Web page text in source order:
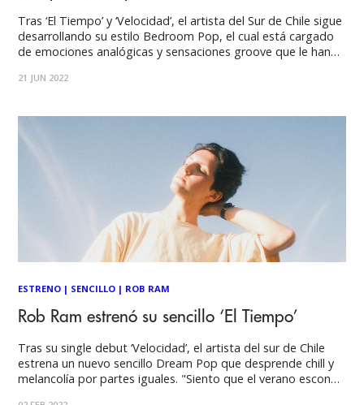
Tras ‘El Tiempo’ y ‘Velocidad’, el artista del Sur de Chile sigue
desarrollando su estilo Bedroom Pop, el cual está cargado
de emociones analógicas y sensaciones groove que le han
nostálgico y envolvente: algunas de las cosas+ que definen a
21 JUN 2022
ESTRENO | SENCILLO | ROB RAM
Rob Ram estrenó su sencillo ‘El Tiempo’
Tras su single debut ‘Velocidad’, el artista del sur de Chile
estrena un nuevo sencillo Dream Pop que desprende chill y
melancolía por partes iguales. "Siento que el verano esconde